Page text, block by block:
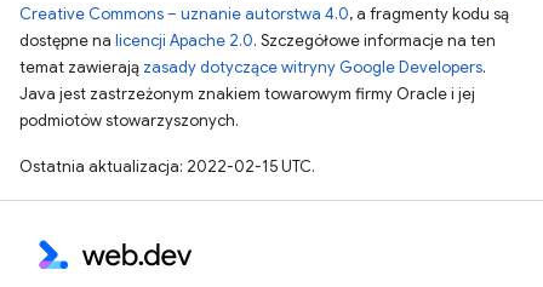
Creative Commons – uznanie autorstwa 4.0, a fragmenty kodu są
dostępne na licencji Apache 2.0. Szczegółowe informacje na ten
temat zawierają zasady dotyczące witryny Google Developers.
Java jest zastrzeżonym znakiem towarowym firmy Oracle i jej
podmiotów stowarzyszonych.
Ostatnia aktualizacja: 2022-02-15 UTC.